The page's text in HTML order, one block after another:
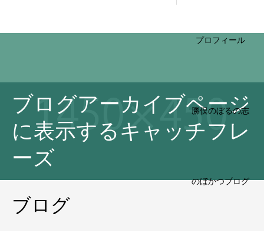
HOME
プロフィール
勝俣のぼるの志
ブログアーカイブページ
に表示するキャッチフレ
ーズ
ブログ